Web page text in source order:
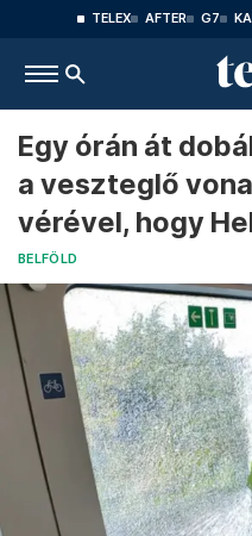
TELEX AFTER G7
Egy órán át
a veszteglő
vérével, hogy
BELFÖLD